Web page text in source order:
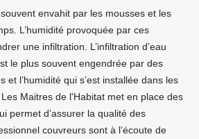
envahit par les mousses et les
L’humidité provoquée par ces
une infiltration. L’infiltration d’eau
le plus souvent engendrée par des
et l’humidité qui s’est installée dans les
Maitres de l'Habitat met en place des
permet d’assurer la qualité des
couvreurs sont à l’écoute de